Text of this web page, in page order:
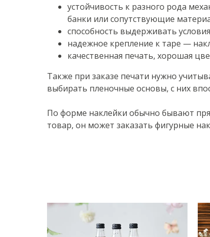
устойчивость к разного рода
банки или сопутствующие
способность выдерживать
надежное крепление к таре —
качественная печать, хорошая
Также при заказе печати нужно
выбирать пленочные основы, с них
По форме наклейки обычно бывают
товар, он может заказать фигурные